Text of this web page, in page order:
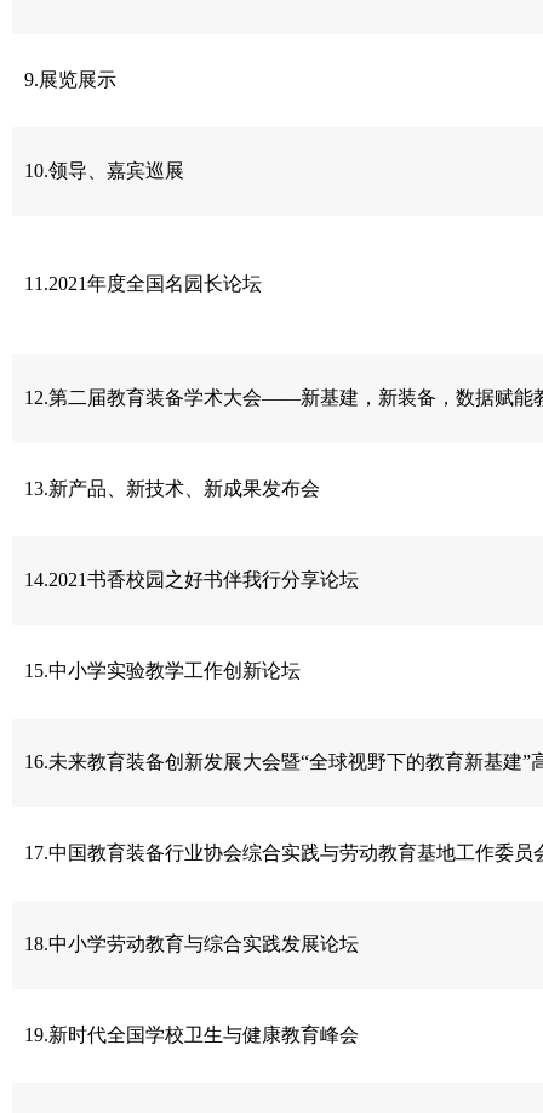
9.展览展示
10.领导、嘉宾巡展
11.2021年度全国名园长论坛
12.第二届教育装备学术大会——新基建，新装备，数据赋能
13.新产品、新技术、新成果发布会
14.2021书香校园之好书伴我行分享论坛
15.中小学实验教学工作创新论坛
16.未来教育装备创新发展大会暨“全球视野下的教育新基建”
17.中国教育装备行业协会综合实践与劳动教育基地工作委员
18.中小学劳动教育与综合实践发展论坛
19.新时代全国学校卫生与健康教育峰会